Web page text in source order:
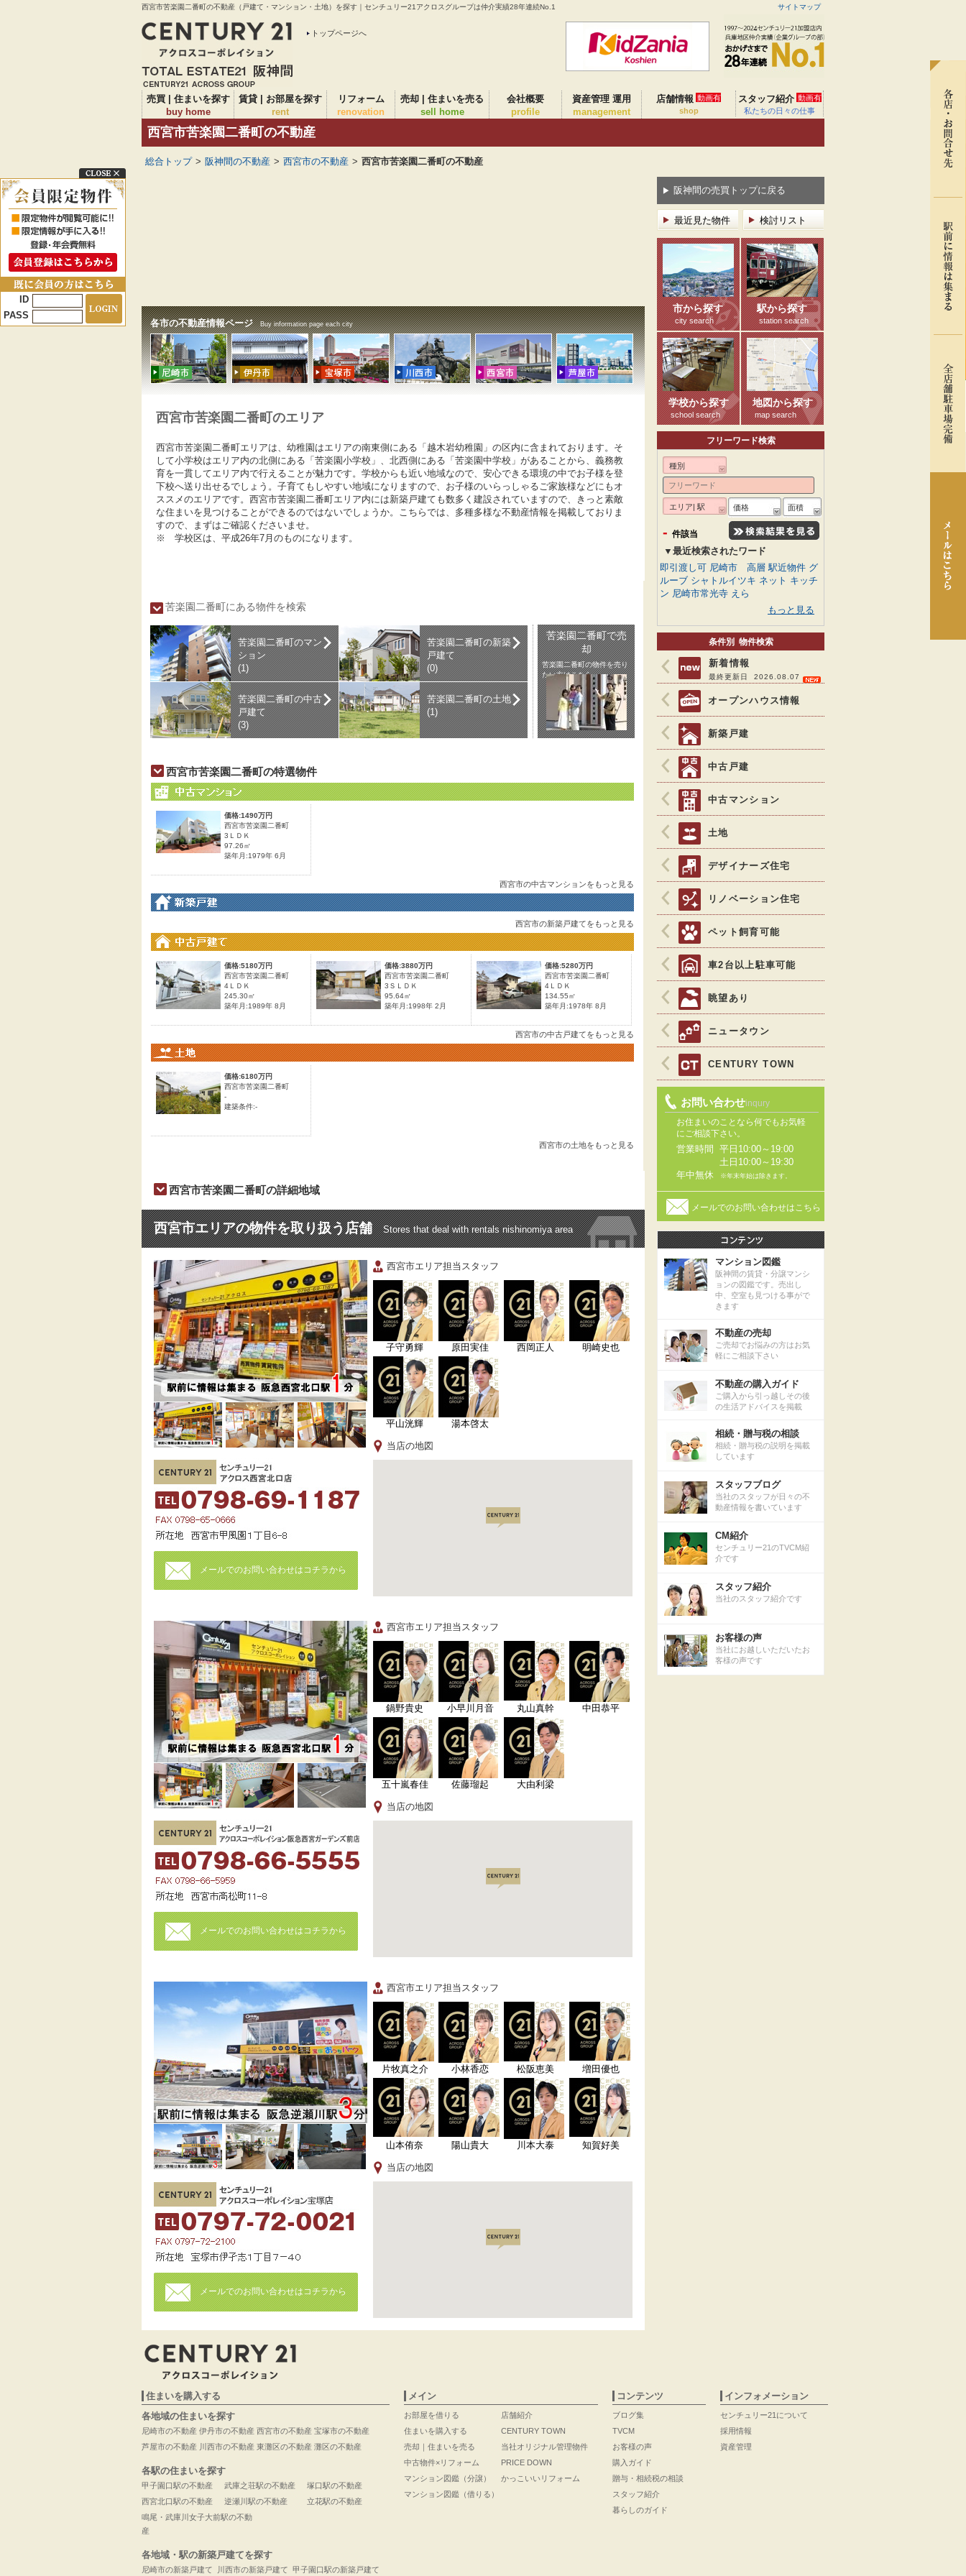
西宮市苦楽園二番町の不動産（戸建て・マンション・土地）を探す｜センチュリー21アクロスグループは仲介実績28年連続No.1 サイトマップ
トップページへ
売買 | 住まいを探す
buy home
賃貸 | お部屋を探す
rent
リフォーム
renovation
売却 | 住まいを売る
sell home
会社概要
profile
資産管理 運用
management
店舗情報 動画有
shop
スタッフ紹介 動画有
私たちの日々の仕事
西宮市苦楽園二番町の不動産
総合トップ > 阪神間の不動産 > 西宮市の不動産 > 西宮市苦楽園二番町の不動産
各市の不動産情報ページ Buy information page each city
西宮市苦楽園二番町のエリア
西宮市苦楽園二番町エリアは、幼稚園はエリアの南東側にある「越木岩幼稚園」の区内に含まれております。そ
して小学校はエリア内の北側にある「苦楽園小学校」、北西側にある「苦楽園中学校」があることから、義務教
育を一貫してエリア内で行えることが魅力です。学校からも近い地域なので、安心できる環境の中でお子様を登
下校へ送り出せるでしょう。子育てもしやすい地域になりますので、お子様のいらっしゃるご家族様などにもオ
ススメのエリアです。西宮市苦楽園二番町エリア内には新築戸建ても数多く建設されていますので、きっと素敵
な住まいを見つけることができるのではないでしょうか。こちらでは、多種多様な不動産情報を掲載しておりま
すので、まずはご確認くださいませ。
※ 学校区は、平成26年7月のものになります。
苦楽園二番町にある物件を検索
苦楽園二番町のマン
ション
(1)
苦楽園二番町の新築
戸建て
(0)
苦楽園二番町の中古
戸建て
(3)
苦楽園二番町の土地
(1)
苦楽園二番町で売
却
苦楽園二番町の物件を売り
たい方はこちら。
西宮市苦楽園二番町の特選物件
価格:1490万円
西宮市苦楽園二番町
3ＬＤＫ
97.26㎡
築年月:1979年 6月
西宮市の中古マンションをもっと見る
西宮市の新築戸建てをもっと見る
価格:5180万円
西宮市苦楽園二番町
4ＬＤＫ
245.30㎡
築年月:1989年 8月
価格:3880万円
西宮市苦楽園二番町
3ＳＬＤＫ
95.64㎡
築年月:1998年 2月
価格:5280万円
西宮市苦楽園二番町
4ＬＤＫ
134.55㎡
築年月:1978年 8月
西宮市の中古戸建てをもっと見る
価格:6180万円
西宮市苦楽園二番町
-
建築条件:-
西宮市の土地をもっと見る
西宮市苦楽園二番町の詳細地域
西宮市エリアの物件を取り扱う店舗 Stores that deal with rentals nishinomiya area
メールでのお問い合わせはコチラから
西宮市エリア担当スタッフ
子守勇輝 原田実佳 西岡正人 明崎史也
平山洸輝 湯本啓太
当店の地図
メールでのお問い合わせはコチラから
西宮市エリア担当スタッフ
鍋野貴史 小早川月音 丸山真幹 中田恭平
五十嵐春佳 佐藤瑠起 大由利梁
当店の地図
メールでのお問い合わせはコチラから
西宮市エリア担当スタッフ
片牧真之介 小林香恋 松阪恵美 増田優也
山本侑奈 陽山貴大 川本大泰 知賀好美
当店の地図
阪神間の売買トップに戻る
最近見た物件 検討リスト
市から探す
city search
駅から探す
station search
学校から探す
school search
地図から探す
map search
フリーワード検索
種別
エリア| 駅 価格 面積
- 件該当
▼最近検索されたワード
即引渡し可 尼崎市 高層 駅近物件 グ
ルーブ シャトルイツキ ネット キッチ
ン 尼崎市常光寺 えら
もっと見る
条件別 物件検索
新着情報
最終更新日 2026.08.07
オープンハウス情報
新築戸建
中古戸建
中古マンション
土地
デザイナーズ住宅
リノベーション住宅
ペット飼育可能
車2台以上駐車可能
眺望あり
ニュータウン
CENTURY TOWN
お問い合わせinqury
お住まいのことなら何でもお気軽
にご相談下さい。
営業時間
平日10:00～19:00
土日10:00～19:30
年中無休
※年末年始は除きます。
メールでのお問い合わせはこちら
マンション図鑑
阪神間の賃貸・分譲マンシ
ョンの図鑑です。売出し
中、空室も見つける事がで
きます
不動産の売却
ご売却でお悩みの方はお気
軽にご相談下さい
不動産の購入ガイド
ご購入から引っ越しその後
の生活アドバイスを掲載
相続・贈与税の相談
相続・贈与税の説明を掲載
しています
スタッフブログ
当社のスタッフが日々の不
動産情報を書いています
CM紹介
センチュリー21のTVCM紹
介です
スタッフ紹介
当社のスタッフ紹介です
お客様の声
当社にお越しいただいたお
客様の声です
住まいを購入する
各地域の住まいを探す
尼崎市の不動産
芦屋市の不動産
伊丹市の不動産
川西市の不動産
西宮市の不動産
東灘区の不動産
宝塚市の不動産
灘区の不動産
各駅の住まいを探す
甲子園口駅の不動産
西宮北口駅の不動産
武庫之荘駅の不動産
逆瀬川駅の不動産
塚口駅の不動産
立花駅の不動産
鳴尾・武庫川女子大前駅の不動
産
各地域・駅の新築戸建てを探す
尼崎市の新築戸建て 川西市の新築戸建て 甲子園口駅の新築戸建て
メイン
お部屋を借りる
住まいを購入する
売却｜住まいを売る
中古物件×リフォーム
マンション図鑑（分譲）
マンション図鑑（借りる）
店舗紹介
CENTURY TOWN
当社オリジナル管理物件
PRICE DOWN
かっこいいリフォーム
コンテンツ
ブログ集
TVCM
お客様の声
購入ガイド
贈与・相続税の相談
スタッフ紹介
暮らしのガイド
インフォメーション
センチュリー21について
採用情報
資産管理
ID
PASS